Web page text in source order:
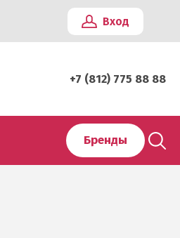
Вход
+7 (812) 775 88 88
Бренды